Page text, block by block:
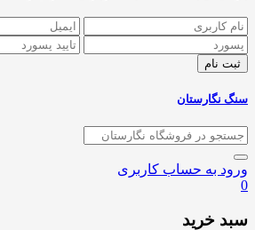
سنگ نگارستان
ورود به حساب کاربری
0
سبد خرید